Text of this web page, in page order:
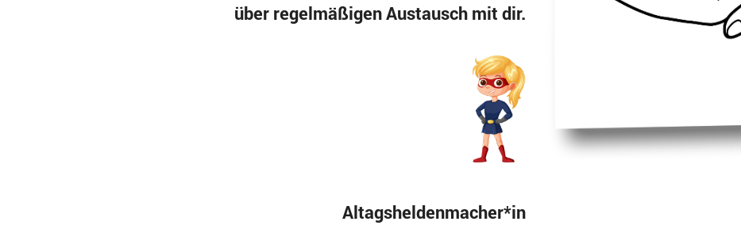
über regelmäßigen Austausch mit dir.
Altagsheldenmacher*in